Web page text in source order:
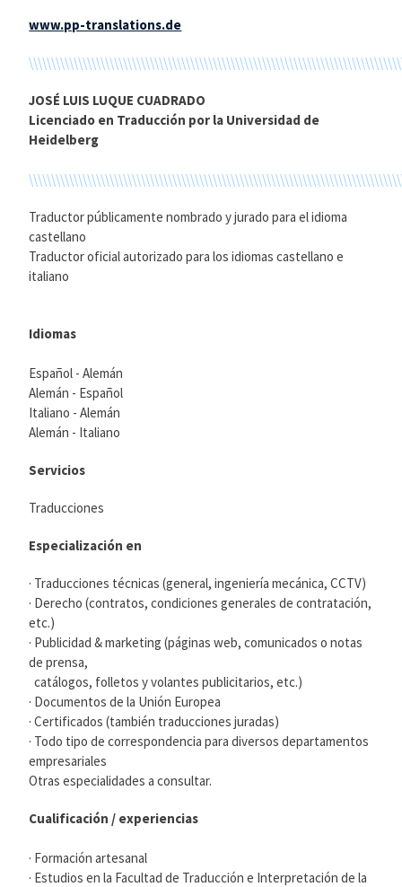
www.pp-translations.de
JOSÉ LUIS LUQUE CUADRADO
Licenciado en Traducción por la Universidad de
Heidelberg
Traductor públicamente nombrado y jurado para el idioma
castellano
Traductor oficial autorizado para los idiomas castellano e
italiano
Idiomas
Español - Alemán
Alemán - Español
Italiano - Alemán
Alemán - Italiano
Servicios
Traducciones
Especialización en
· Traducciones técnicas (general, ingeniería mecánica, CCTV)
· Derecho (contratos, condiciones generales de contratación,
etc.)
· Publicidad & marketing (páginas web, comunicados o notas
de prensa,
catálogos, folletos y volantes publicitarios, etc.)
· Documentos de la Unión Europea
· Certificados (también traducciones juradas)
· Todo tipo de correspondencia para diversos departamentos
empresariales
Otras especialidades a consultar.
Cualificación / experiencias
· Formación artesanal
· Estudios en la Facultad de Traducción e Interpretación de la